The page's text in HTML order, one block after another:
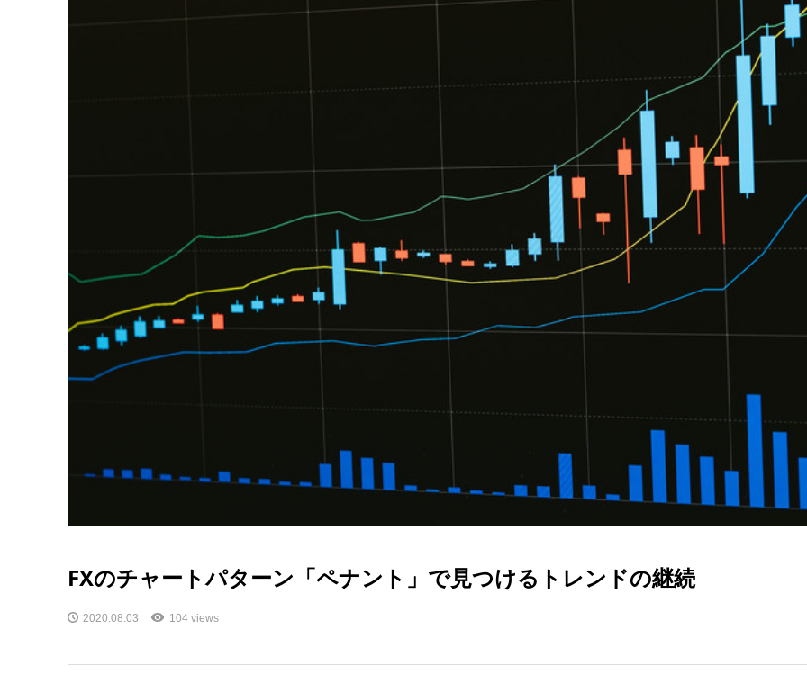
FXのチャートパターン「ペナント」で見つけるトレンドの継続
2020.08.03 104 views